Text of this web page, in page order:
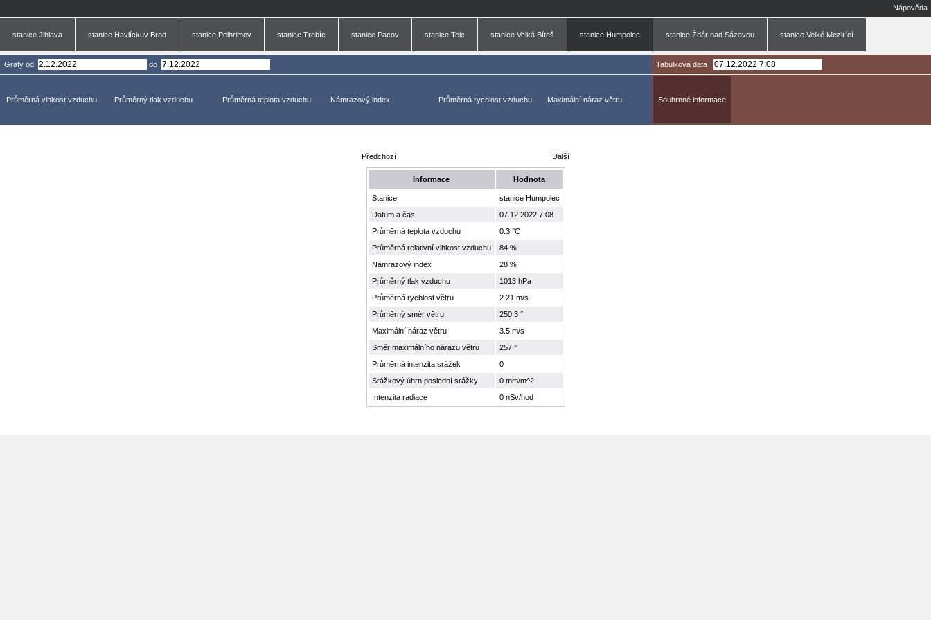
Nápověda
stanice Jihlava stanice Havlíckuv Brod stanice Pelhrimov stanice Trebíc stanice Pacov stanice Telc stanice Velká Bíteš stanice Humpolec stanice Ždár nad Sázavou stanice Velké Mezirící
Grafy od do
Průměrná vlhkost vzduchu Průměrný tlak vzduchu Průměrná teplota vzduchu Námrazový index Průměrná rychlost vzduchu Maximální náraz větru
Tabulková data
Souhrnné informace
Předchozí Další
Informace Hodnota
Stanice
stanice Humpolec
Datum a čas
07.12.2022 7:08
Průměrná teplota vzduchu
0.3 °C
Průměrná relativní vlhkost vzduchu
84 %
Námrazový index
28 %
Průměrný tlak vzduchu
1013 hPa
Průměrná rychlost větru
2.21 m/s
Průměrný směr větru
250.3 °
Maximální náraz větru
3.5 m/s
Směr maximálního nárazu větru
257 °
Průměrná intenzita srážek
0
Srážkový úhrn poslední srážky
0 mm/m^2
Intenzita radiace
0 nSv/hod